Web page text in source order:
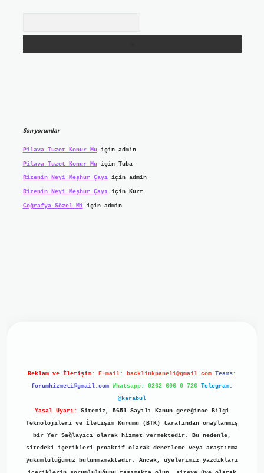
Son yorumlar
Pilava Tuzot Konur Muiçin admin
Pilava Tuzot Konur Muiçin Tuba
Rizenin Neyi Meşhur Çayıiçin admin
Rizenin Neyi Meşhur Çayıiçin Kurt
Coğrafya Sözel Miiçin admin
Reklam ve İletişim: E-mail: backlinkpaneli@gmail.com Teams:
forumhizmeti@gmail.com Whatsapp: 0262 606 0 726 Telegram:
@karabul
Yasal Uyarı:
Sitemiz, 5651 Sayılı Kanun gereğince Bilgi
Teknolojileri ve İletişim Kurumu (BTK) tarafından onaylanmış
bir Yer Sağlayıcı olarak hizmet vermektedir. Bu nedenle,
sitedeki içerikleri proaktif olarak denetleme veya araştırma
yükümlülüğümüz bulunmamaktadır. Ancak, üyelerimiz yazdıkları